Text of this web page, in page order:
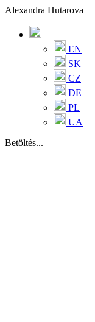
Alexandra Hutarova
EN
SK
CZ
DE
PL
UA
Betöltés...